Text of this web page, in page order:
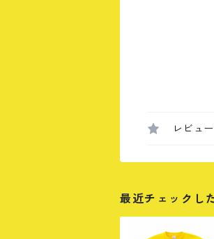
レビュー
最近チェックし